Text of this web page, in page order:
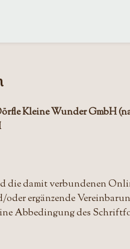
Kleine Wunder GmbH
damit verbundenen
ergänzende
Abbedingung des